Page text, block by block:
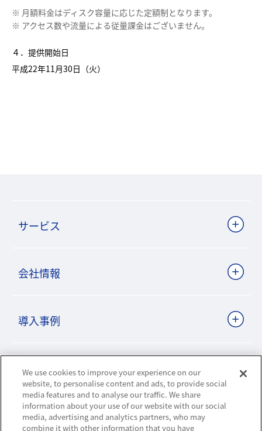
※ 月額料金はディスク容量に応じた定額制となります。
※ アクセス数や流量による従量課金はございません。
４．提供開始日
平成22年11月30日（火）
サービス
会社情報
導入事例
ビジネスパートナーサイト
ニュースリリース
We use cookies to improve your experience on our
website, to personalise content and ads, to provide social
media features and to analyse our traffic. We share
information about your use of our website with our social
media, advertising and analytics partners, who may
combine it with other information that you have